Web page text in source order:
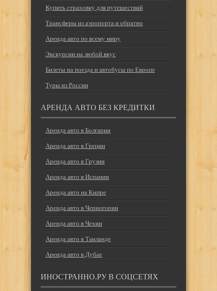
Купить страховку для путешествий
Трансферы из аэропорта и обратно
Аренда авто по всему миру
Экскурсии на любой вкус
Билеты на поезда и автобусы по Европе
Туры из России
АРЕНДА АВТО БЕЗ КРЕДИТКИ
Аренда авто в Болгарии
Аренда авто в Греции
Аренда авто в Грузии
Аренда авто в Испании
Аренда авто на Кипре
Аренда авто в Черногории
Аренда авто в Чехии
Аренда авто в Таиланде
Аренда авто в Дубае
ИНОСТРАННО.РУ В СОЦСЕТЯХ